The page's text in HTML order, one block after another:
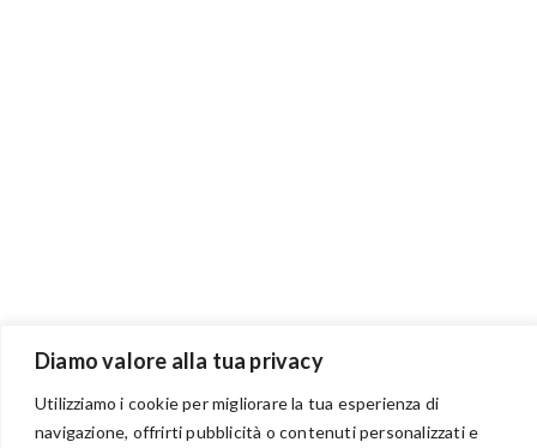
Diamo valore alla tua privacy
Utilizziamo i cookie per migliorare la tua esperienza di
navigazione, offrirti pubblicità o contenuti personalizzati e